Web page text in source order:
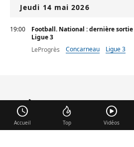
Jeudi 14 mai 2026
19:00
Football. National : dernière
Ligue 3
LeProgrès
Concarneau Ligue 3
mercato
Accueil Top Vidéos